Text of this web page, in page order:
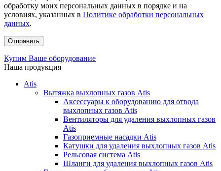
обработку моих персональных данных в порядке и на
условиях, указанных в Политике обработки персональных
данных.
Купим Ваше оборудование
Наша продукция
Atis
Вытяжка выхлопных газов Atis
Аксессуары к оборудованию для отвода
выхлопных газов Atis
Вентиляторы для удаления выхлопных газов
Atis
Газоприемные насадки Atis
Катушки для удаления выхлопных газов Atis
Рельсовая система Atis
Шланги для удаления выхлопных газов Atis